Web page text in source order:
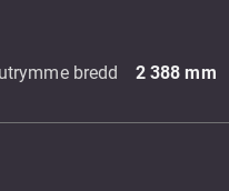
bredd 2 388mm